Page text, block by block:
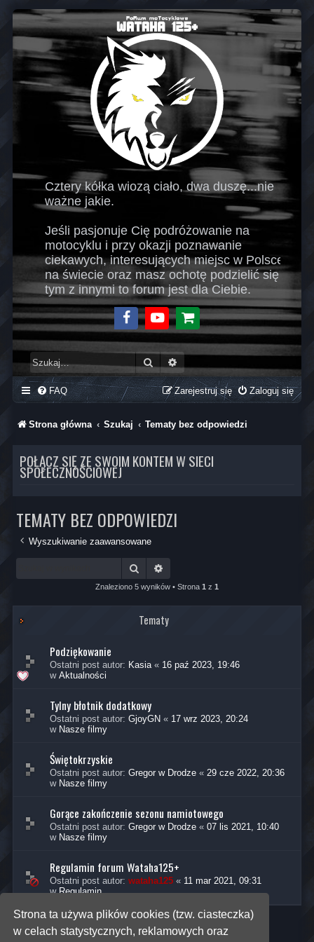
Strona ta używa plików cookies (tzw. ciasteczka)
w celach statystycznych, reklamowych oraz
Cztery kółka wiozą ciało, dwa duszę...nie
ważne jakie.
Jeśli pasjonuje Cię podróżowanie na
motocyklu i przy okazji poznawanie
ciekawych, interesujących miejsc w Polsce i
na świecie oraz masz ochotę podzielić się
tym z innymi to forum jest dla Ciebie.
FacebookYoutubeSklep
Szukaj
FAQ Zaloguj się
Zarejestruj się
Strona główna Szukaj Tematy bez odpowiedzi
POŁĄCZ SIĘ ZE SWOIM KONTEM W SIECI
SPOŁECZNOŚCIOWEJ
TEMATY BEZ ODPOWIEDZI
Wyszukiwanie zaawansowane
Szukaj
Znaleziono 5 wyników • Strona 1 z 1
Tematy
Podziękowanie
Ostatni post autor: Kasia « 16 paź 2023, 19:46
w Aktualności
Tylny błotnik dodatkowy
Ostatni post autor: GjoyGN « 17 wrz 2023, 20:24
w Nasze filmy
Świętokrzyskie
Ostatni post autor: Gregor w Drodze « 29 cze 2022, 20:36
w Nasze filmy
Gorące zakończenie sezonu namiotowego
Ostatni post autor: Gregor w Drodze « 07 lis 2021, 10:40
w Nasze filmy
Regulamin forum Wataha125+
Ostatni post autor: wataha125 « 11 mar 2021, 09:31
wRegulamin